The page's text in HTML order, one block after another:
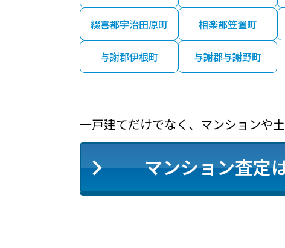
綴喜郡宇治田原町 相楽郡笠置町
与謝郡伊根町 与謝郡与謝野町
一戸建てだけでなく、マンションや
マンション査定